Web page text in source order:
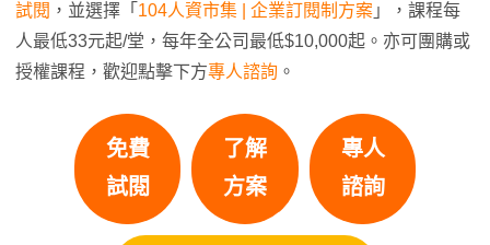
試閱 ，並選擇「 104人資市集 | 企業訂閱制方案 」，課程每
人最低33元起/堂，每年全公司最低$10,000起。亦可團購或
授權課程，歡迎點擊下方專人諮詢 。
免費
試閱
了解
方案
專人
諮詢